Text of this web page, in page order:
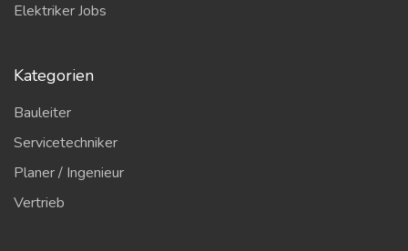
Elektriker Jobs
Kategorien
Bauleiter
Servicetechniker
Planer / Ingenieur
Vertrieb